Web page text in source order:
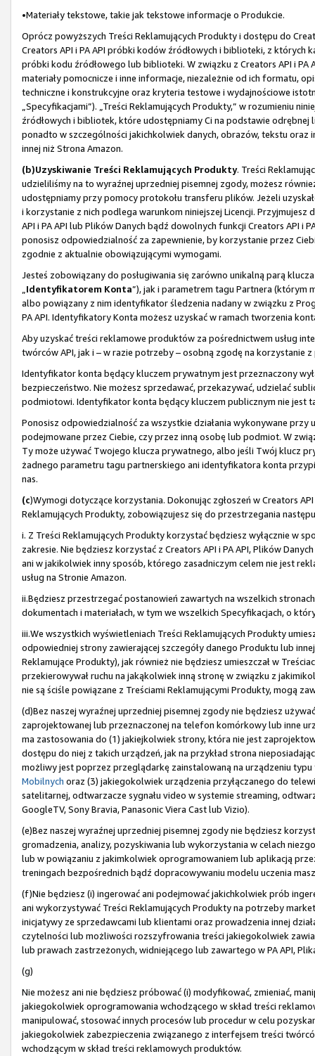
•Materiały tekstowe, takie jak tekstowe informacje o Produkcie.
Oprócz powyższych Treści Reklamujących Produkty i dostępu do
Creators API i PA API próbki kodów źródłowych i biblioteki, z których
próbki kodu źródłowego lub biblioteki. W związku z Creators API i
materiały pomocnicze i inne informacje, niezależnie od ich formatu,
techniczne i konstrukcyjne oraz kryteria testowe i wydajnościowe
„Specyfikacjami”). „Treści Reklamujących Produkty,” w rozumieniu
źródłowych i bibliotek, które udostępniamy Ci na podstawie odrębnej
ponadto w szczególności jakichkolwiek danych, obrazów, tekstu
innej niż Strona Amazon.
(b)Uzyskiwanie Treści Reklamujących Produkty. Treści
udzieliliśmy na to wyraźnej uprzedniej pisemnej zgody, możesz
udostępniamy przy pomocy protokołu transferu plików. Jeżeli
i korzystanie z nich podlega warunkom niniejszej Licencji.
API i PA API lub Plików Danych bądź dowolnych funkcji Creators API i
ponosisz odpowiedzialność za zapewnienie, by korzystanie przez
zgodnie z aktualnie obowiązującymi wymogami.
Jesteś zobowiązany do posługiwania się zarówno unikalną parą
Identyfikatorem Konta”), jak i parametrem tagu Partnera (którym
albo powiązany z nim identyfikator śledzenia nadany w związku z
PA API. Identyfikatory Konta możesz uzyskać w ramach tworzenia
Aby uzyskać treści reklamowe produktów za pośrednictwem usług
twórców API, jak i – w razie potrzeby – osobną zgodę na korzystanie z
Identyfikator konta będący kluczem prywatnym jest przeznaczony
bezpieczeństwo. Nie możesz sprzedawać, przekazywać, udzielać
podmiotowi. Identyfikator konta będący kluczem publicznym nie jest
Ponosisz odpowiedzialność za wszystkie działania wykonywane
podejmowane przez Ciebie, czy przez inną osobę lub podmiot. W
Ty może używać Twojego klucza prywatnego, albo jeśli Twój klucz
żadnego parametru tagu partnerskiego ani identyfikatora konta
nas.
(c)Wymogi dotyczące korzystania. Dokonując zgłoszeń w Creators
Reklamujących Produkty, zobowiązujesz się do przestrzegania
i. Z Treści Reklamujących Produkty korzystać będziesz wyłącznie w
zakresie. Nie będziesz korzystać z Creators API i PA API, Plików
ani w jakikolwiek inny sposób, którego zasadniczym celem nie jest
usług na Stronie Amazon.
ii.Będziesz przestrzegać postanowień zawartych na wszelkich
dokumentach i materiałach, w tym we wszelkich Specyfikacjach, o
iii.We wszystkich wyświetleniach Treści Reklamujących Produkty
odpowiedniej strony zawierającej szczegóły danego Produktu lub
Reklamujące Produkty), jak również nie będziesz umieszczał w
przekierowywał ruchu na jakąkolwiek inną stronę w związku z
nie są ściśle powiązane z Treściami Reklamującymi Produkty, mogą
(d)Bez naszej wyraźnej uprzedniej pisemnej zgody nie będziesz
zaprojektowanej lub przeznaczonej na telefon komórkowy lub inne
ma zastosowania do (1) jakiejkolwiek strony, która nie jest
dostępu do niej z takich urządzeń, jak na przykład strona
możliwy jest poprzez przeglądarkę zainstalowaną na urządzeniu
Mobilnych oraz (3) jakiegokolwiek urządzenia przyłączanego do
satelitarnej, odtwarzacze sygnału video w systemie streaming,
GoogleTV, Sony Bravia, Panasonic Viera Cast lub Vizio).
(e)Bez naszej wyraźnej uprzedniej pisemnej zgody nie będziesz
gromadzenia, analizy, pozyskiwania lub wykorzystania w celach
lub w powiązaniu z jakimkolwiek oprogramowaniem lub aplikacją
treningach bezpośrednich bądź dopracowywaniu modelu uczenia
(f)Nie będziesz (i) ingerować ani podejmować jakichkolwiek prób
ani wykorzystywać Treści Reklamujących Produkty na potrzeby
inicjatywy ze sprzedawcami lub klientami oraz prowadzenia innej
czytelności lub możliwości rozszyfrowania treści jakiegokolwiek
lub prawach zastrzeżonych, widniejącego lub zawartego w PA API,
(g)
Nie możesz ani nie będziesz próbować (i) modyfikować, zmieniać,
jakiegokolwiek oprogramowania wchodzącego w skład treści
manipulować, stosować innych procesów lub procedur w celu
jakiegokolwiek zabezpieczenia związanego z interfejsem treści
wchodzącym w skład treści reklamowych produktów.